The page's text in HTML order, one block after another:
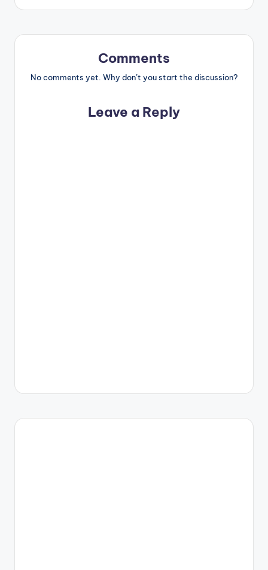
Comments
No comments yet. Why don’t you start the discussion?
Leave a Reply